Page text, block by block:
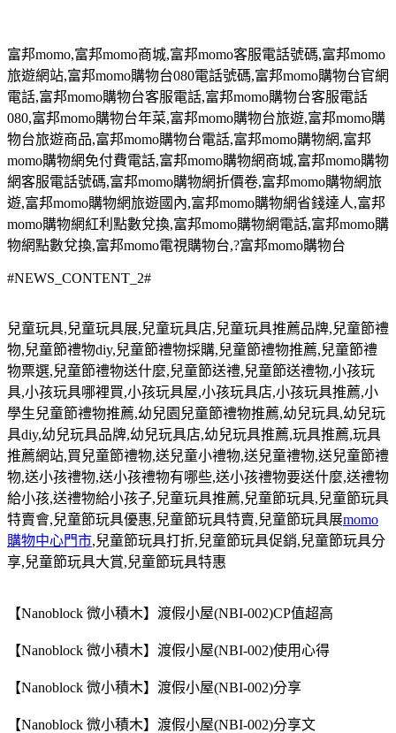
富邦momo,富邦momo商城,富邦momo客服電話號碼,富邦momo
旅遊網站,富邦momo購物台080電話號碼,富邦momo購物台官網
電話,富邦momo購物台客服電話,富邦momo購物台客服電話
080,富邦momo購物台年菜,富邦momo購物台旅遊,富邦momo購
物台旅遊商品,富邦momo購物台電話,富邦momo購物網,富邦
momo購物網免付費電話,富邦momo購物網商城,富邦momo購物
網客服電話號碼,富邦momo購物網折價卷,富邦momo購物網旅
遊,富邦momo購物網旅遊國內,富邦momo購物網省錢達人,富邦
momo購物網紅利點數兌換,富邦momo購物網電話,富邦momo購
物網點數兌換,富邦momo電視購物台,?富邦momo購物台
#NEWS_CONTENT_2#
兒童玩具,兒童玩具展,兒童玩具店,兒童玩具推薦品牌,兒童節禮
物,兒童節禮物diy,兒童節禮物採購,兒童節禮物推薦,兒童節禮
物票選,兒童節禮物送什麼,兒童節送禮,兒童節送禮物,小孩玩
具,小孩玩具哪裡買,小孩玩具屋,小孩玩具店,小孩玩具推薦,小
學生兒童節禮物推薦,幼兒園兒童節禮物推薦,幼兒玩具,幼兒玩
具diy,幼兒玩具品牌,幼兒玩具店,幼兒玩具推薦,玩具推薦,玩具
推薦網站,買兒童節禮物,送兒童小禮物,送兒童禮物,送兒童節禮
物,送小孩禮物,送小孩禮物有哪些,送小孩禮物要送什麼,送禮物
給小孩,送禮物給小孩子,兒童玩具推薦,兒童節玩具,兒童節玩具
特賣會,兒童節玩具優惠,兒童節玩具特賣,兒童節玩具展momo
購物中心門市,兒童節玩具打折,兒童節玩具促銷,兒童節玩具分
享,兒童節玩具大賞,兒童節玩具特惠
【Nanoblock 微小積木】渡假小屋(NBI-002)CP值超高
【Nanoblock 微小積木】渡假小屋(NBI-002)使用心得
【Nanoblock 微小積木】渡假小屋(NBI-002)分享
【Nanoblock 微小積木】渡假小屋(NBI-002)分享文